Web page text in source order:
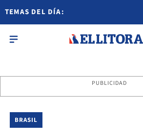
TEMAS DEL DÍA:
PUBLICIDAD
BRASIL